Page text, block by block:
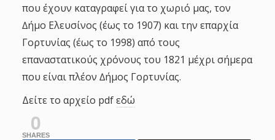
που έχουν καταγραφεί για το χωριό μας, τον
∆ήμο Ελευσίνος (έως το 1907) και την επαρχία
Γορτυνίας (έως το 1998) από τους
επαναστατικούς χρόνους του 1821 μέχρι σήμερα
που είναι πλέον ∆ήμος Γορτυνίας.
Δείτε το αρχείο pdfεδώ
0
SHARES